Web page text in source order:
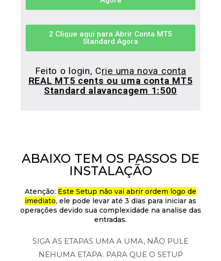
2 Clique aqui para Abrir Conta MT5
Standard Agora
Feito o login, Crie uma nova conta
REAL MT5 cents ou uma conta MT5
Standard alavancagem 1:500
ABAIXO TEM OS PASSOS DE
INSTALAÇÃO
Atenção: Este Setup não vai abrir ordem logo de
imediato, ele pode levar até 3 dias para iniciar as
operações devido sua complexidade na analise das
entradas.
SIGA AS ETAPAS UMA A UMA, NÃO PULE
NEHUMA ETAPA. PARA QUE O SETUP